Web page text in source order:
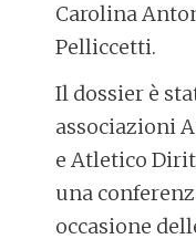
Carolina
Pelliccetti.
Il dossier è
associazioni
e Atletico
una
occasione